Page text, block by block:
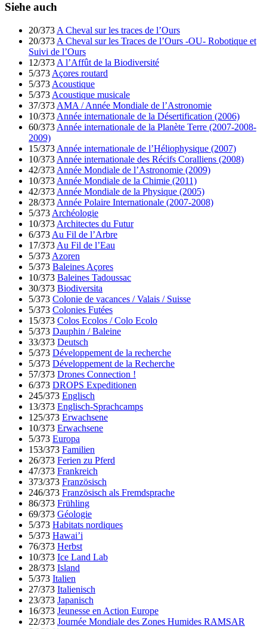
Siehe auch
20/373 A Cheval sur les traces de l’Ours
20/373 A Cheval sur les Traces de l’Ours -OU- Robotique et
Suivi de l’Ours
12/373 A l’Affût de la Biodiversité
5/373 Açores routard
5/373 Acoustique
5/373 Acoustique musicale
37/373 AMA / Année Mondiale de l’Astronomie
10/373 Année internationale de la Désertification (2006)
60/373 Année internationale de la Planète Terre (2007-2008-
2009)
15/373 Année internationale de l’Héliophysique (2007)
10/373 Année internationale des Récifs Coralliens (2008)
42/373 Année Mondiale de l’Astronomie (2009)
10/373 Année Mondiale de la Chimie (2011)
42/373 Année Mondiale de la Physique (2005)
28/373 Année Polaire Internationale (2007-2008)
5/373 Archéologie
10/373 Architectes du Futur
6/373 Au Fil de l’Arbre
17/373 Au Fil de l’Eau
5/373 Azoren
5/373 Baleines Açores
10/373 Baleines Tadoussac
30/373 Biodiversita
5/373 Colonie de vacances / Valais / Suisse
5/373 Colonies Futées
15/373 Colos Ecolos / Colo Ecolo
5/373 Dauphin / Baleine
33/373 Deutsch
5/373 Développement de la recherche
5/373 Développement de la Recherche
57/373 Drones Connection !
6/373 DROPS Expeditionen
245/373 Englisch
13/373 Englisch-Sprachcamps
125/373 Erwachsene
10/373 Erwachsene
5/373 Europa
153/373 Familien
26/373 Ferien zu Pferd
47/373 Frankreich
373/373 Französisch
246/373 Französisch als Fremdsprache
86/373 Frühling
69/373 Géologie
5/373 Habitats nordiques
5/373 Hawai’i
76/373 Herbst
10/373 Ice Land Lab
28/373 Island
5/373 Italien
27/373 Italienisch
23/373 Japanisch
16/373 Jeunesse en Action Europe
22/373 Journée Mondiale des Zones Humides RAMSAR